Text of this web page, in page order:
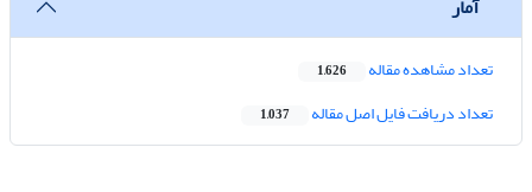
تعداد مشاهده مقاله 1,626
تعداد دریافت فایل اصل مقاله 1,037